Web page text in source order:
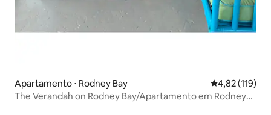
Apartamento ⋅ Rodney Bay 4,82 de uma
4,82 (119)
The Verandah on Rodney Bay/Apartamento em Rodney